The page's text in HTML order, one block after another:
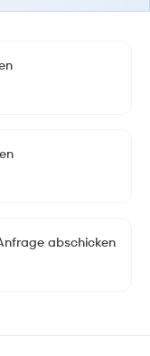
abschicken